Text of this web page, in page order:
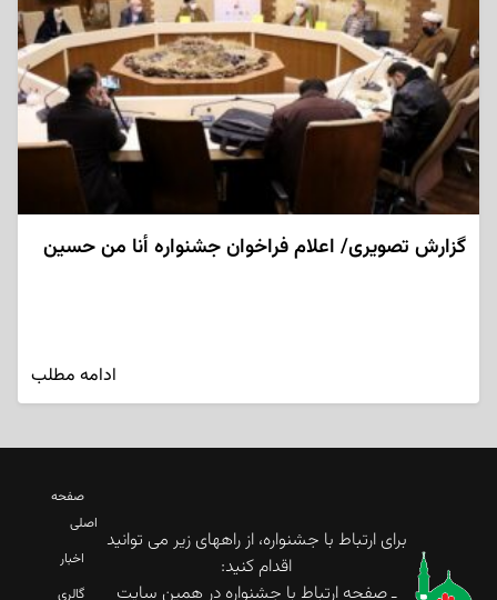
گزارش تصویری/ اعلام فراخوان جشنواره أنا من حسین
ادامه مطلب
برای ارتباط با جشنواره، از راههای زیر می توانید
اقدام کنید:
ـ صفحه ارتباط با جشنواره در همین سایت
صفحه
اصلی
اخبار
گالری